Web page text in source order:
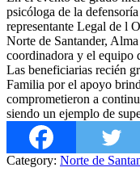
psicóloga de la
representante Legal de l
Norte de Santander,
coordinadora y el equipo
Las beneficiarias recién
Familia por el apoyo
comprometieron a
siendo un ejemplo de
Category: Norte de